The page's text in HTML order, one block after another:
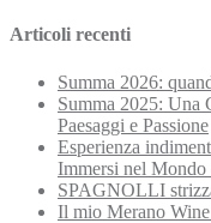
Articoli recenti
Summa 2026:
Summa 2025: Una
Paesaggi e Passione
Esperienza
Immersi nel
SPAGNOLLI
Il mio Merano